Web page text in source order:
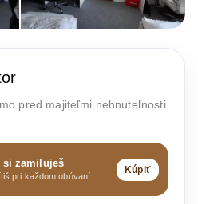
pred majiteľmi nehnuteľnosti
si zamiluješ
pri každom obúvaní
Kúpiť